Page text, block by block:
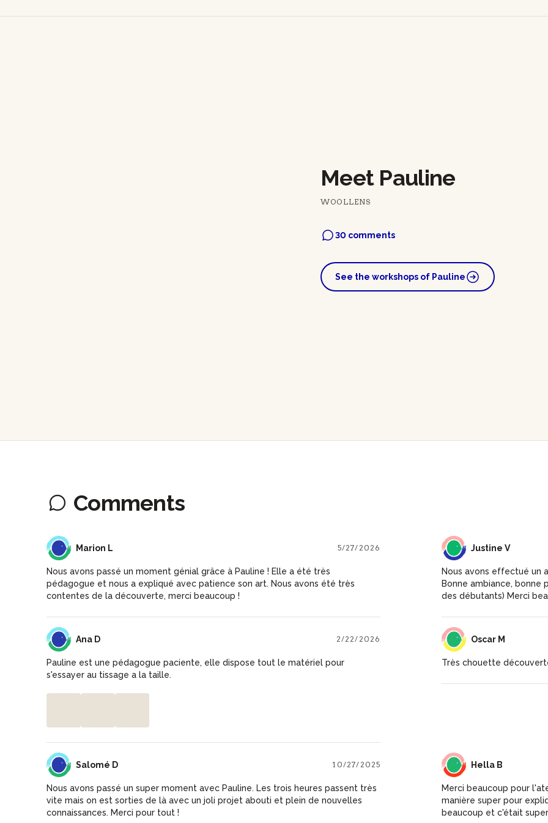
Meet Pauline
WOOLLENS
30 comments
See the workshops of Pauline
Comments
ML Marion L 5/27/2026
Nous avons passé un moment génial grâce à Pauline ! Elle a été très
pédagogue et nous a expliqué avec patience son art. Nous avons été très
contentes de la découverte, merci beaucoup !
JV Justine V
Nous avons effectué un
Bonne ambiance,
des débutants) Merci
AD Ana D 2/22/2026
Pauline est une pédagogue paciente, elle dispose tout le matériel pour
s'essayer au tissage a la taille.
OM Oscar M
Très chouette
SD Salomé D 10/27/2025
Nous avons passé un super moment avec Pauline. Les trois heures passent très
vite mais on est sorties de là avec un joli projet abouti et plein de nouvelles
connaissances. Merci pour tout !
HB Hella B
Merci beaucoup pour
manière super pour
beaucoup et c'était